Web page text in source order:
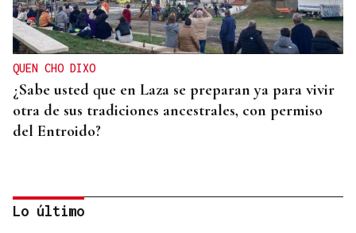
QUEN CHO DIXO
¿Sabe usted que en Laza se preparan ya para vivir
otra de sus tradiciones ancestrales, con permiso
del Entroido?
Lo último